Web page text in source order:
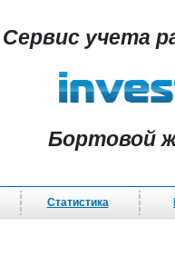
Сервис учета
Бортовой
Статистика